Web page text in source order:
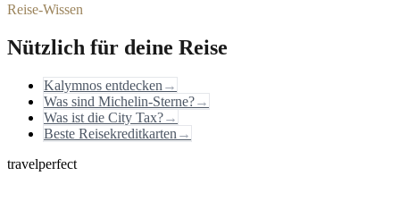
Reise-Wissen
Nützlich für deine Reise
Kalymnos entdecken →
Was sind Michelin-Sterne?→
Was ist die City Tax?→
Beste Reisekreditkarten →
travelperfect